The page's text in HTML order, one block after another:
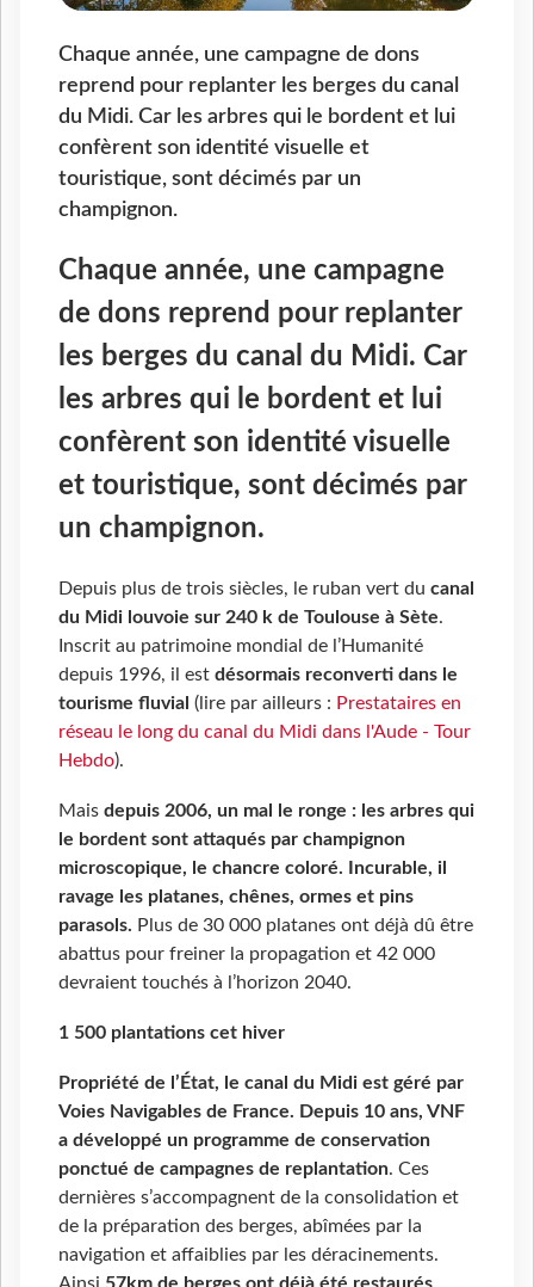
Chaque année, une campagne de dons
reprend pour replanter les berges du canal
du Midi. Car les arbres qui le bordent et lui
confèrent son identité visuelle et
touristique, sont décimés par un
champignon.
Chaque année, une campagne
de dons reprend pour replanter
les berges du canal du Midi. Car
les arbres qui le bordent et lui
confèrent son identité visuelle
et touristique, sont décimés par
un champignon.
Depuis plus de trois siècles, le ruban vert du canal
du Midi louvoie sur 240 k de Toulouse à Sète.
Inscrit au patrimoine mondial de l’Humanité
depuis 1996, il est désormais reconverti dans le
tourisme fluvial (lire par ailleurs : Prestataires en
réseau le long du canal du Midi dans l'Aude - Tour
Hebdo).
Mais depuis 2006, un mal le ronge : les arbres qui
le bordent sont attaqués par champignon
microscopique, le chancre coloré.
Incurable, il
ravage es platanes, chênes, ormes et pins
parasols. Plus de 30 000 platanes ont déjà dû être
abattus pour freiner la propagation et 42 000
devraient touchés à l’horizon 2040.
1 500 plantations cet hiver
Propriété de l’État, le canal du Midi est géré par
Voies Navigables de France. Depuis 10 ans, VN F
a développé un programme de conservation
ponctué de campagnes de replantation. Ces
dernières s’accompagnent de la consolidation et
de la préparation des berges, abîmées par la
navigation et affaiblies par les déracinements.